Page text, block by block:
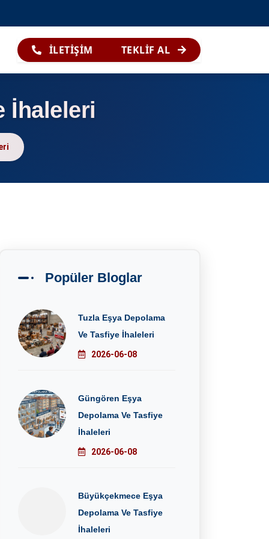
İLETİŞİM TEKLİF AL
İhaleleri
Popüler Bloglar
Tuzla Eşya Depolama
Ve Tasfiye İhaleleri
2026-06-08
Güngören Eşya
Depolama Ve Tasfiye
İhaleleri
2026-06-08
Büyükçekmece Eşya
Depolama Ve Tasfiye
İhaleleri